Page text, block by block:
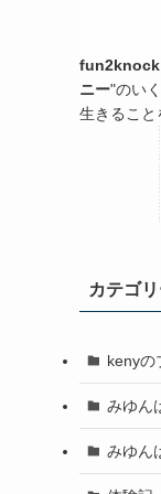
fun2knock
ニー"のい
生きること
カテゴ
kenyの
みゆん
みゆん